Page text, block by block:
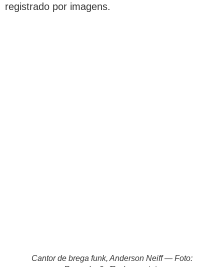
registrado por imagens.
Cantor de brega funk, Anderson Neiff — Foto: